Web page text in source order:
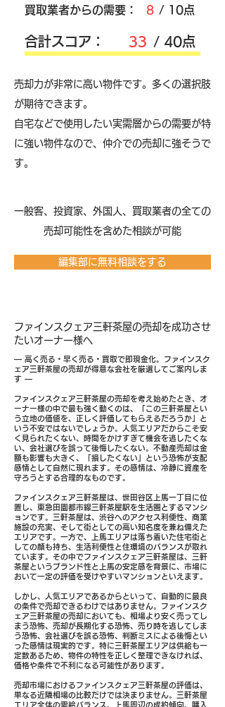
買取業者からの需要：
8 / 10点
​合計スコア： 33 / 40点
売却力が非常に高い物件です。多くの選択肢
が期待できます。
自宅などで使用したい実需層からの需要が特
に強い物件なので、仲介での売却に強そうで
す。
​一般客、投資家、外国人、買取業者の全ての
売却可能性を含めた相談が可能
編集部に無料相談をする
ファインスクェア三軒茶屋の売却を成功させ
たいオーナー様へ
― 高く売る・早く売る・買取で即現金化。ファインスク
ェア三軒茶屋の売却が得意な会社を厳選してご案内しま
す ―
ファインスクェア三軒茶屋の売却を考え始めたとき、オ
ーナー様の中で最も強く動くのは、「この三軒茶屋とい
う立地の価値を、正しく評価してもらえるだろうか」と
いう不安ではないでしょうか。人気エリアだからこそ安
く見られたくない、時間をかけすぎて機会を逃したくな
い、会社選びを誤って後悔したくない。不動産売却は金
額も影響も大きく、「損したくない」という恐怖が支配
感情として自然に現れます。その感情は、冷静に資産を
守ろうとする合理的なものです。
ファインスクェア三軒茶屋は、世田谷区上馬一丁目に位
置し、東急田園都市線三軒茶屋駅を生活圏とするマンシ
ョンです。三軒茶屋は、渋谷へのアクセス利便性、商業
施設の充実、そして街としての高い知名度を兼ね備えた
エリアです。一方で、上馬エリアは落ち着いた住宅街と
しての顔も持ち、生活利便性と住環境のバランスが取れ
ています。その中でファインスクェア三軒茶屋は、三軒
茶屋というブランド性と上馬の安定感を背景に、市場に
おいて一定の評価を受けやすいマンションといえます。
しかし、人気エリアであるからといって、自動的に最良
の条件で売却できるわけではありません。ファインスク
ェア三軒茶屋の売却においても、相場より安く売ってし
まう恐怖、売却が長期化する恐怖、売り時を逃してしま
う恐怖、会社選びを誤る恐怖、判断ミスによる後悔とい
った感情は現実的です。特に三軒茶屋エリアは供給も一
定数あるため、物件の特性を正しく整理できなければ、
価格や条件で不利になる可能性があります。
売却市場におけるファインスクェア三軒茶屋の評価は、
単なる近隣相場の比較だけでは決まりません。三軒茶屋
エリア全体の需給バランス、上馬周辺の成約傾向、購入